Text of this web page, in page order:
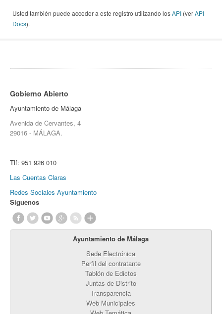
Usted también puede acceder a este registro utilizando losAPI (verAPI
Docs).
Gobierno Abierto
Ayuntamiento de Málaga
Avenida de Cervantes, 4
29016 - MÁLAGA.
Tlf: 951 926 010
Las Cuentas Claras
Redes Sociales Ayuntamiento
Síguenos
Ayuntamiento de Málaga
Sede Electrónica
Perfil del contratante
Tablón de Edictos
Juntas de Distrito
Transparencia
Web Municipales